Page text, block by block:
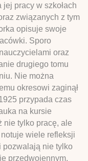
pracy w szkołach
związanych z tym
opisuje swoje
Sporo
oraz
drugiego tomu
Nie można
okresowi zaginął
przypada czas
na kursie
nie tylko pracę, ale
wiele refleksji
pozwalają nie tylko
przedwojennym,